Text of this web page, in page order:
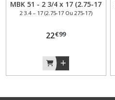
MBK 51 - 2 3/4 x 17 (2.75-17
ou 275-17 ) Vee Rubber
Polyvalence et robustesse-
2 3.4 – 17 (2.75-17 Ou 275-17)
22€99